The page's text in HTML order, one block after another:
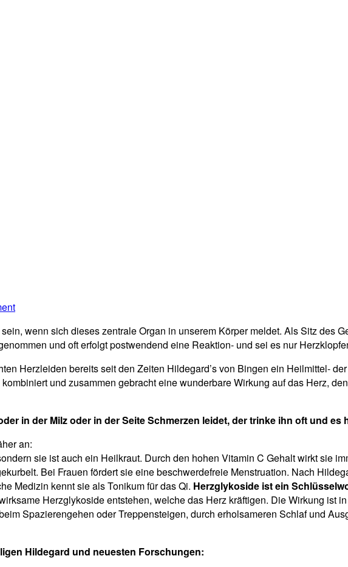
wenn sich dieses zentrale Organ in unserem Körper meldet. Als Sitz des
und oft erfolgt postwendend eine Reaktion- und sei es nur
Herzleiden bereits seit den Zeiten Hildegard’s von Bingen ein Heilmittel-
und zusammen gebracht eine wunderbare Wirkung auf das Herz,
in der Milz oder in der Seite Schmerzen leidet, der trinke ihn oft und es
an:
sie ist auch ein Heilkraut. Durch den hohen Vitamin C Gehalt wirkt sie
Bei Frauen fördert sie eine beschwerdefreie Menstruation. Nach
Medizin kennt sie als Tonikum für das Qi. Herzglykoside ist ein
Herzglykoside entstehen, welche das Herz kräftigen. Die Wirkung ist
Spazierengehen oder Treppensteigen, durch erholsameren Schlaf und
Hildegard und neuesten Forschungen: